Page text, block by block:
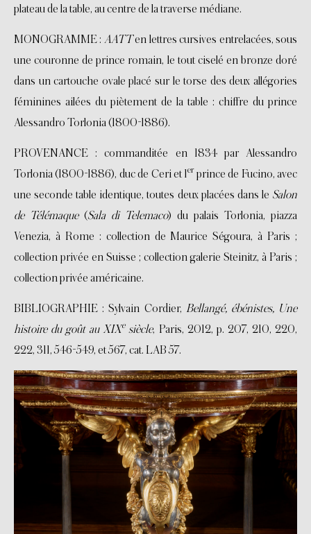
plateau de la table, au centre de la traverse médiane.
MONOGRAMME : AATTen lettres cursives entrelacées, sous
une couronne de prince romain, le tout ciselé en bronze doré
dans un cartouche ovale placé sur le torse des deux allégories
féminines ailées du piètement de la table : chiffre du prince
Alessandro Torlonia (1800-1886).
PROVENANCE : commanditée en 1834 par Alessandro
Torlonia (1800-1886), duc de Ceri et 1er prince de Fucino, avec
une seconde table identique, toutes deux placées dans le Salon
de Télémaque(Sala di Telemaco) du palais Torlonia, piazza
Venezia, à Rome : collection de Maurice Ségoura, à Paris ;
collection privée en Suisse ; collection galerie Steinitz, à Paris ;
collection privée américaine.
BIBLIOGRAPHIE : Sylvain Cordier, Bellangé, ébénistes, Une
histoire du goût au XIXesiècle, Paris, 2012, p. 207, 210, 220,
222, 311, 546-549, et 567, cat. LAB 57.